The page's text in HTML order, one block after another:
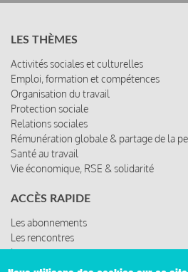
LES THÈMES
Activités sociales et culturelles
Emploi, formation et compétences
Organisation du travail
Protection sociale
Relations sociales
Rémunération globale & partage de la
Santé au travail
Vie économique, RSE & solidarité
ACCÈS RAPIDE
Les abonnements
Les rencontres
Les ressources